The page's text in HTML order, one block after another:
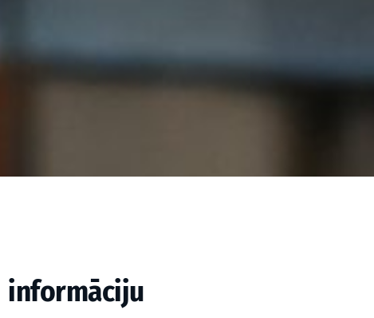
informāciju